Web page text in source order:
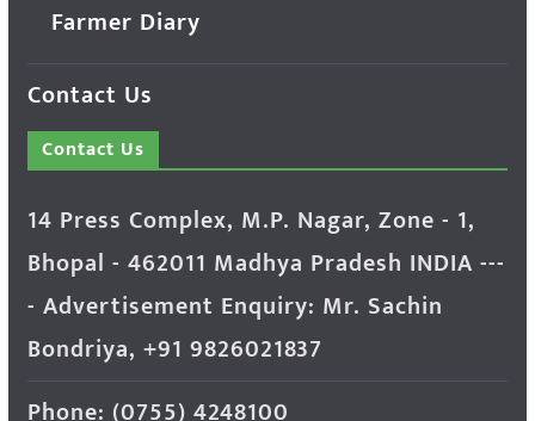
Farmer Diary
Contact Us
Contact Us
14 Press Complex, M.P. Nagar, Zone - 1,
Bhopal - 462011 Madhya Pradesh INDIA ---
- Advertisement Enquiry: Mr. Sachin
Bondriya, +91 9826021837
Phone: (0755) 4248100